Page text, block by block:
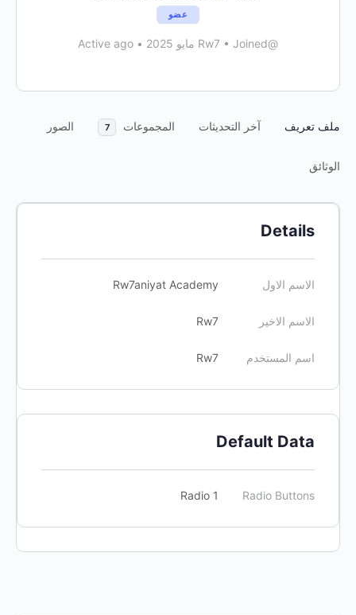
عضو
@Rw7
• Joined مايو 2025 •
ملف تعريف آخر التحديثات المجموعات 7 الصور
الوثائق
Details
الاسم الاول Rw7aniyat Academy
الاسم الاخير Rw7
اسم المستخدم Rw7
Default Data
Radio Buttons
Radio 1